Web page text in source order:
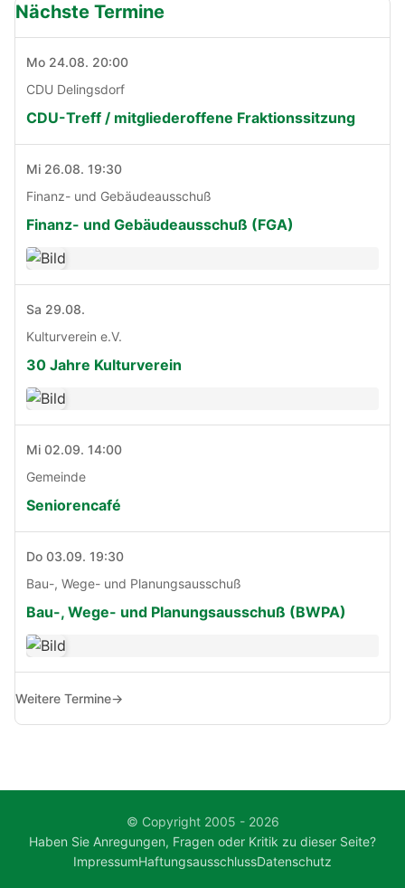
Nächste Termine
Mo 24.08. 20:00
CDU Delingsdorf
CDU-Treff / mitgliederoffene Fraktionssitzung
Mi 26.08. 19:30
Finanz- und Gebäudeausschuß
Finanz- und Gebäudeausschuß (FGA)
Sa 29.08.
Kulturverein e.V.
30 Jahre Kulturverein
Mi 02.09. 14:00
Gemeinde
Seniorencafé
Do 03.09. 19:30
Bau-, Wege- und Planungsausschuß
Bau-, Wege- und Planungsausschuß (BWPA)
Weitere Termine→
© Copyright 2005 - 2026
Haben Sie Anregungen, Fragen oder Kritik zu dieser Seite?
ImpressumHaftungsausschlussDatenschutz